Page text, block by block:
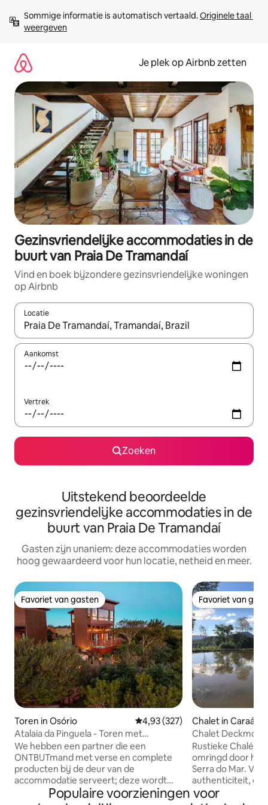
direct
naar
Sommige informatie is automatisch vertaald. Originele taal
weergeven
Je plek op Airbnb zetten
Gezinsvriendelijke accommodaties in de
buurt van Praia De Tramandaí
Vind en boek bijzondere gezinsvriendelijke woningen
op Airbnb
Locatie
Wanneer er resultaten beschikbaar zijn, maak je een keuze
Aankomst
Vertrek
Zoeken
Uitstekend beoordeelde
gezinsvriendelijke accommodaties in de
buurt van Praia De Tramandaí
Gasten zijn unaniem: deze accommodaties worden
hoog gewaardeerd voor hun locatie, netheid en meer.
Favoriet van gasten
Favoriet van gasten
Toren in Osório Gemiddelde beoordeling van
4,93 (327)
Atalaia da Pinguela - Toren met
panoramisch uitzicht op de lagune
We hebben een partner die een
ONTBIJTmand met verse en complete
producten bij de deur van de
accommodatie serveert; deze wordt
apart in rekening gebracht. Kom en
Favoriet van
Favoriet van
Chalet in Caraá
Chalet Deckmont
Rustieke Chalé
omringd door het
Serra do Mar.
authenticiteit,
met de natuur.
Populaire voorzieningen voor